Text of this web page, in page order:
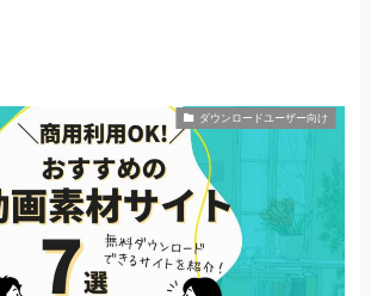
ダウンロードユーザー向け